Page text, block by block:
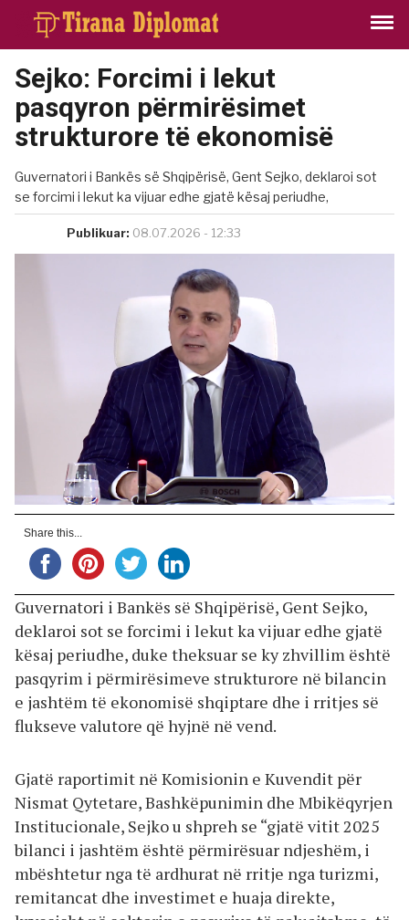
Sejko: Forcimi i lekut
pasqyron përmirësimet
strukturore të ekonomisë
Guvernatori i Bankës së Shqipërisë, Gent Sejko, deklaroi sot
se forcimi i lekut ka vijuar edhe gjatë kësaj periudhe,
Publikuar: 08.07.2026 - 12:33
Share this...
Guvernatori i Bankës së Shqipërisë, Gent Sejko,
deklaroi sot se forcimi i lekut ka vijuar edhe gjatë
kësaj periudhe, duke theksuar se ky zhvillim është
pasqyrim i përmirësimeve strukturore në bilancin
e jashtëm të ekonomisë shqiptare dhe i rritjes së
flukseve valutore që hyjnë në vend.
Gjatë raportimit në Komisionin e Kuvendit për
Nismat Qytetare, Bashkëpunimin dhe Mbikëqyrjen
Institucionale, Sejko u shpreh se “gjatë vitit 2025
bilanci i jashtëm është përmirësuar ndjeshëm, i
mbështetur nga të ardhurat në rritje nga turizmi,
remitancat dhe investimet e huaja direkte,